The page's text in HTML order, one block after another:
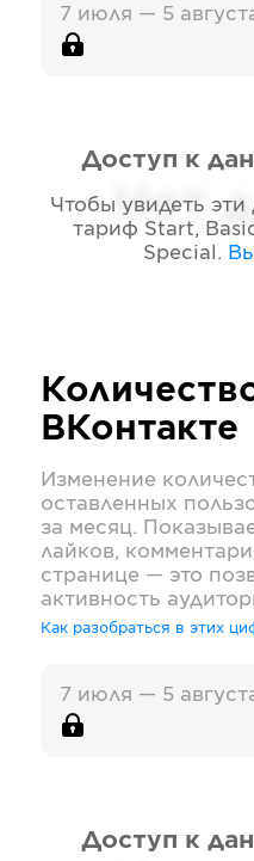
7 июля — 5
Нет
Доступ к
Чтобы увидеть
тариф Start,
Special .
ВКонтакте
Изменение
оставленных
за месяц.
лайков,
странице — это
активность
Как разобраться в этих
7 июля — 5
Доступ к